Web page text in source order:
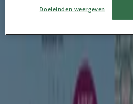
Amsterdam
Kortingen en acties
Doeleinden weergeven